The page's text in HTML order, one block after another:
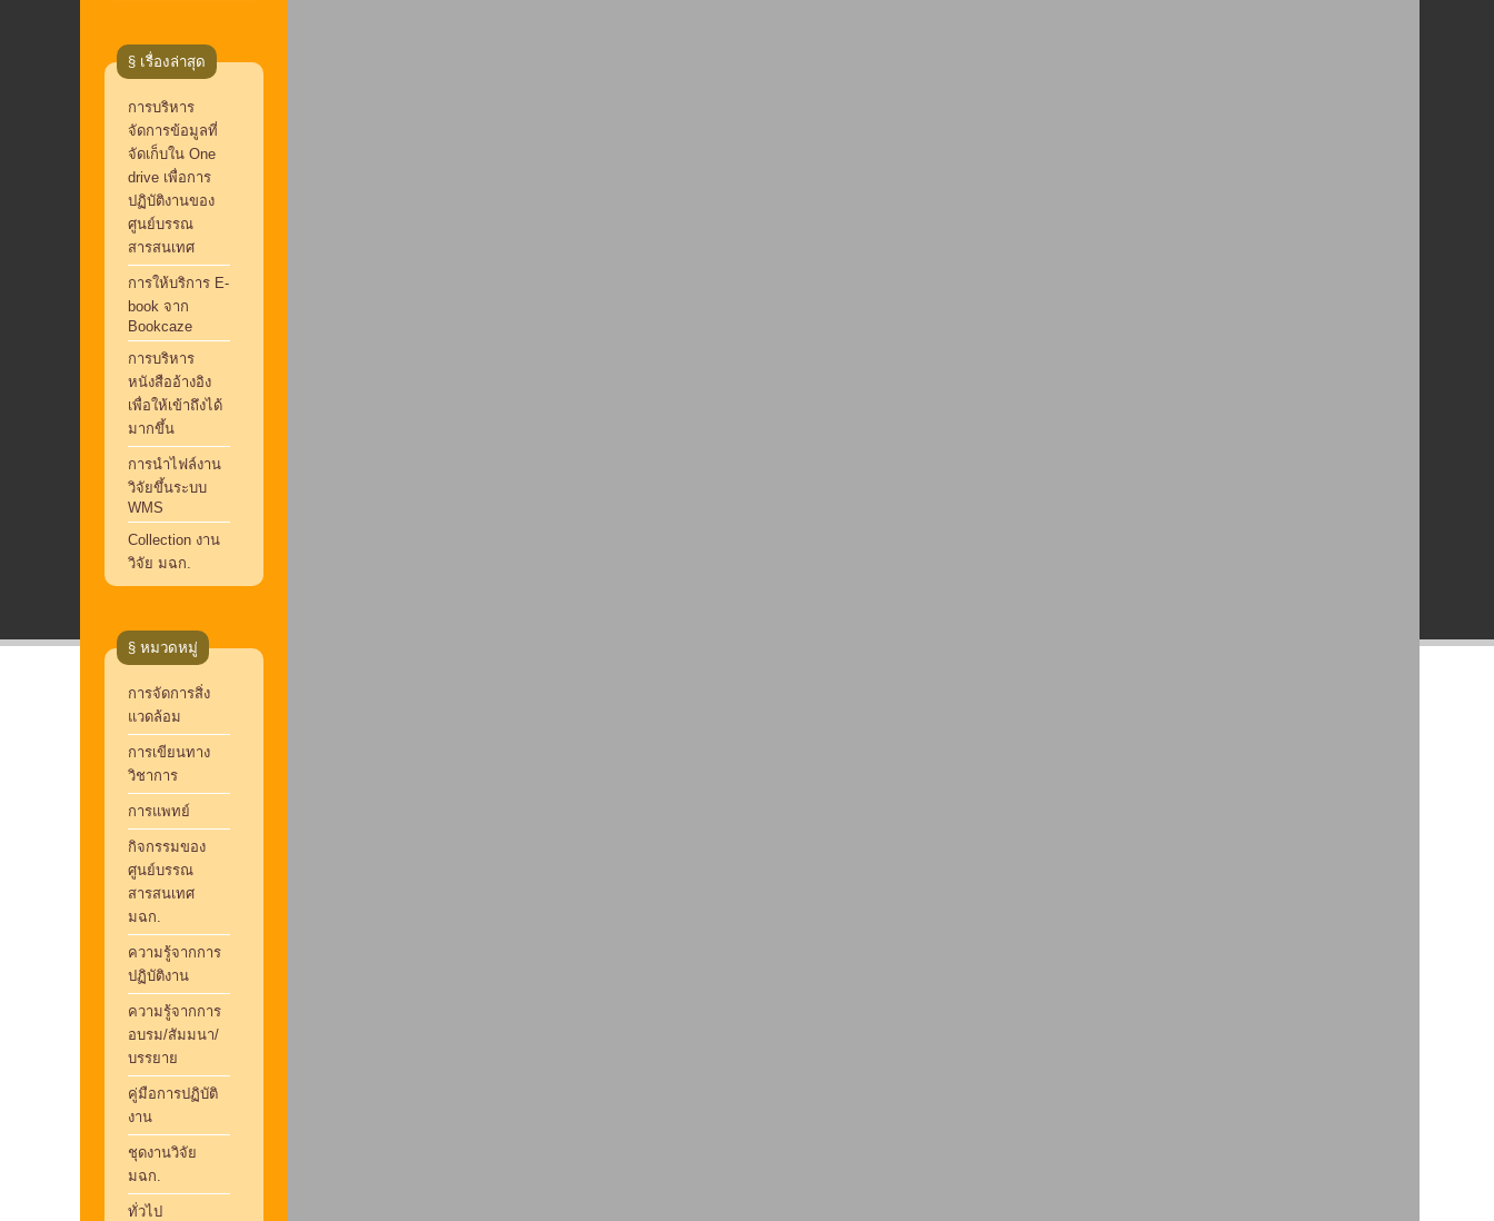
§ เรื่องล่าสุด
การบริหาร
จัดการข้อมูลที่
จัดเก็บใน One
drive เพื่อการ
ปฏิบัติงานของ
ศูนย์บรรณ
สารสนเทศ
การให้บริการ E-
book จาก
Bookcaze
การบริหาร
หนังสืออ้างอิง
เพื่อให้เข้าถึงได้
มากขึ้น
การนำไฟล์งาน
วิจัยขึ้นระบบ
WMS
Collection งาน
วิจัย มฉก.
§ หมวดหมู่
การจัดการสิ่ง
แวดล้อม
การเขียนทาง
วิชาการ
การแพทย์
กิจกรรมของ
ศูนย์บรรณ
สารสนเทศ
มฉก.
ความรู้จากการ
ปฏิบัติงาน
ความรู้จากการ
อบรม/สัมมนา/
บรรยาย
คู่มือการปฏิบัติ
งาน
ชุดงานวิจัย
มฉก.
ทั่วไป